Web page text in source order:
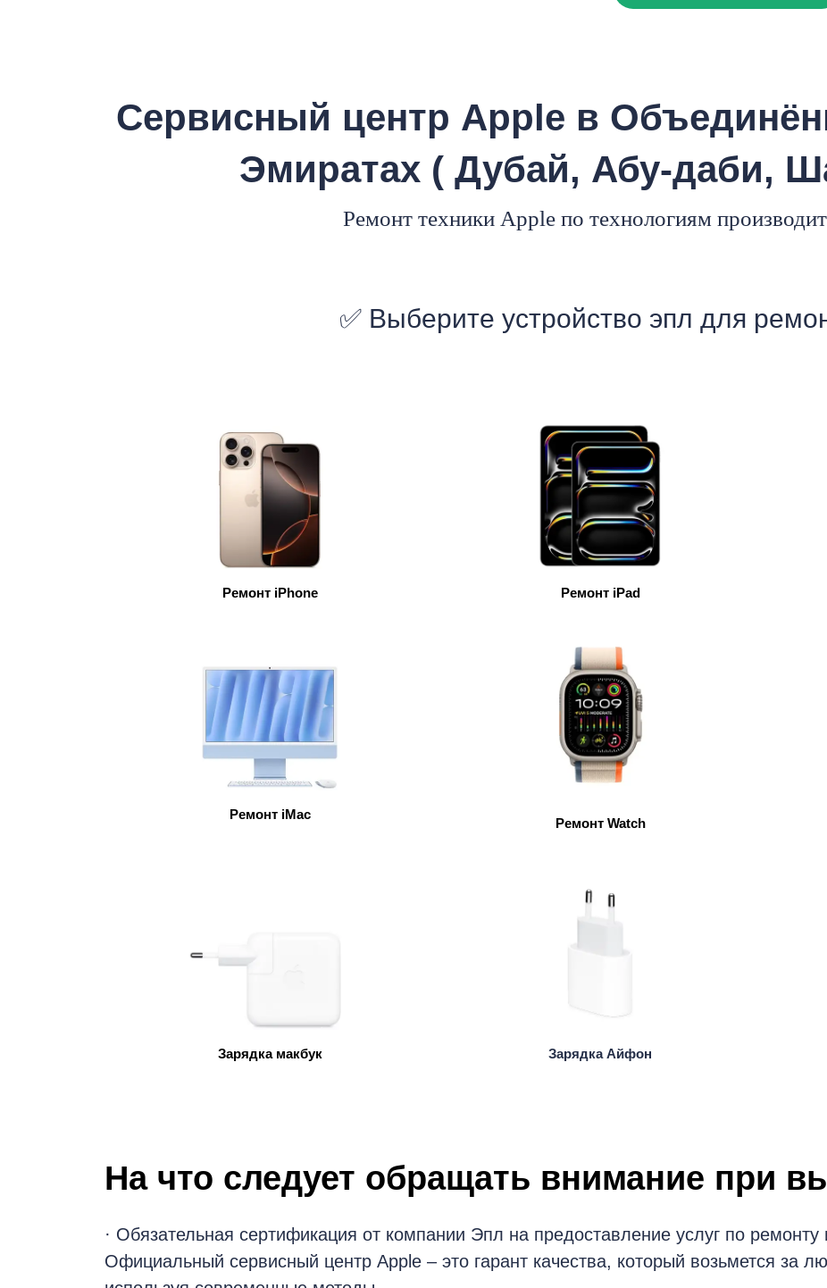
iPad
Сервисный центр Apple в
Эмиратах ( Дубай, Абу-даби,
Ремонт техники Apple по технологиям
✅ Выберите устройство эпл для
Ремонт iPhone Ремонт iPad
Ремонт iMac
Ремонт Watch
Зарядка макбук Зарядка Айфон
На что следует обращать внимание при
· Обязательная сертификация от компании Эпл на предоставление услуг по
Официальный сервисный центр Apple – это гарант качества, который возьмется за